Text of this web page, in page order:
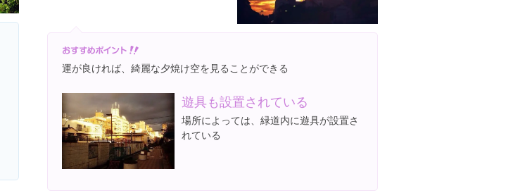
運が良ければ、綺麗な夕焼け空を見ることができる
遊具も設置されている
場所によっては、緑道内に遊具が設置さ
れている